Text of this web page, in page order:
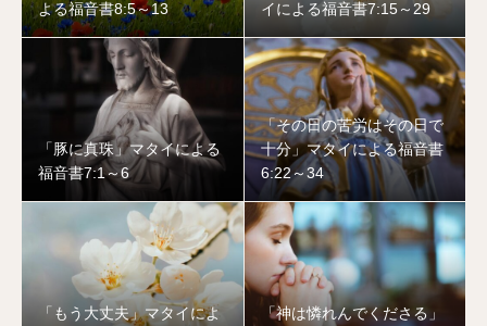
よる福音書8:5～13
イによる福音書7:15～29
「豚に真珠」マタイによる
福音書7:1～6
「その日の苦労はその日で
十分」マタイによる福音書
6:22～34
「もう大丈夫」マタイによ
「神は憐れんでくださる」